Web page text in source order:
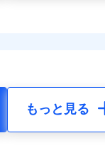
もっと見る